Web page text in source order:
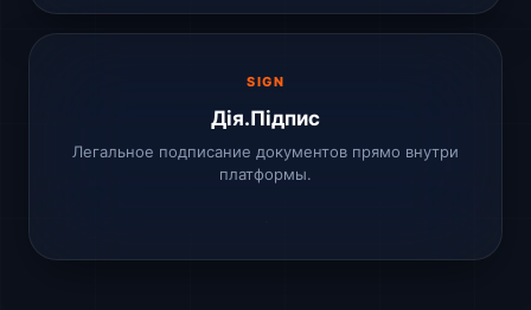
SIGN
Дія.Підпис
Легальное подписание документов прямо внутри
платформы.